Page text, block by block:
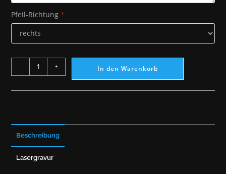
Pfeil-Richtung *
- + In den Warenkorb
Beschreibung
Lasergravur